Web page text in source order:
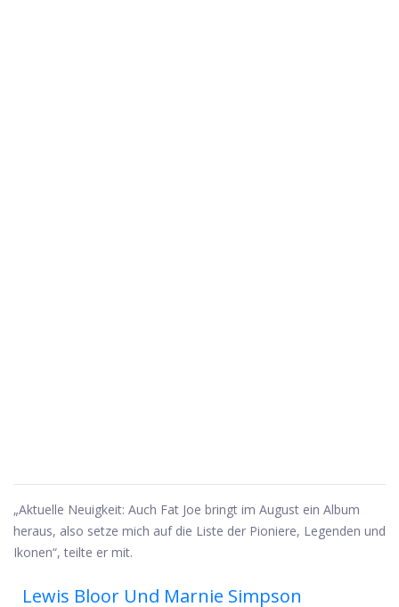
„Aktuelle Neuigkeit: Auch Fat Joe bringt im August ein Album
heraus, also setze mich auf die Liste der Pioniere, Legenden und
Ikonen“, teilte er mit.
Lewis Bloor Und Marnie Simpson